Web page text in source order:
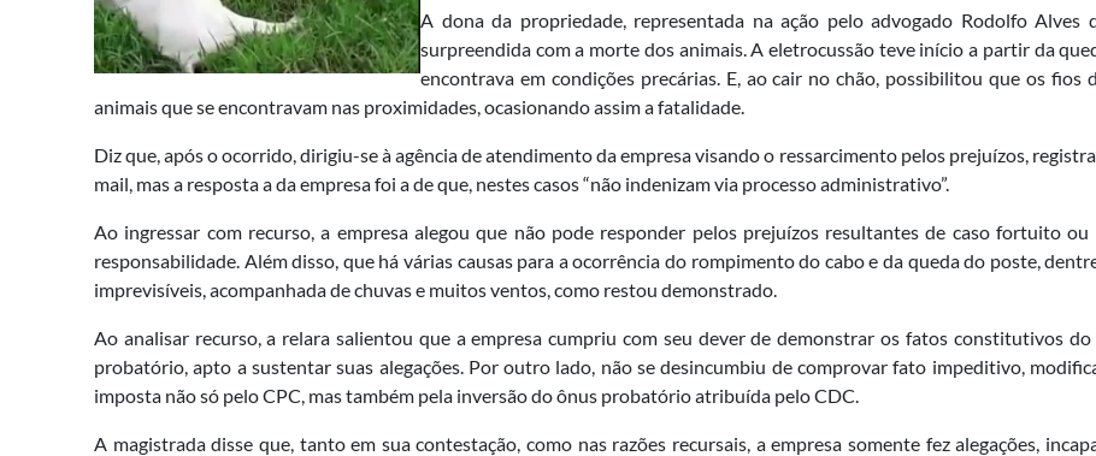
A dona da propriedade, representada na ação pelo advogado Rodolfo
surpreendida com a morte dos animais. A eletrocussão teve início a partir da
encontrava em condições precárias. E, ao cair no chão, possibilitou que os
animais que se encontravam nas proximidades, ocasionando assim a fatalidade.
Diz que, após o ocorrido, dirigiu-se à agência de atendimento da empresa visando o ressarcimento pelos prejuízos,
mail, mas a resposta a da empresa foi a de que, nestes casos “não indenizam via processo administrativo”.
Ao ingressar com recurso, a empresa alegou que não pode responder pelos prejuízos resultantes de caso fortuito
responsabilidade. Além disso, que há várias causas para a ocorrência do rompimento do cabo e da queda do poste,
imprevisíveis, acompanhada de chuvas e muitos ventos, como restou demonstrado.
Ao analisar recurso, a relara salientou que a empresa cumpriu com seu dever de demonstrar os fatos constitutivos
probatório, apto a sustentar suas alegações. Por outro lado, não se desincumbiu de comprovar fato impeditivo,
imposta não só pelo CPC, mas também pela inversão do ônus probatório atribuída pelo CDC.
A magistrada disse que, tanto em sua contestação, como nas razões recursais, a empresa somente fez alegações,